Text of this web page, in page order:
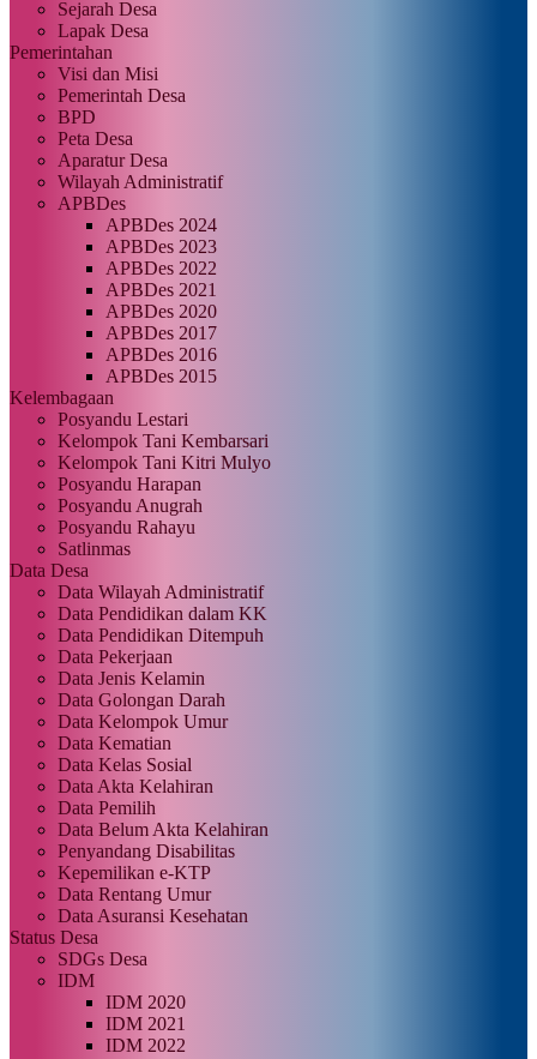
Sejarah Desa
Lapak Desa
Pemerintahan
Visi dan Misi
Pemerintah Desa
BPD
Peta Desa
Aparatur Desa
Wilayah Administratif
APBDes
APBDes 2024
APBDes 2023
APBDes 2022
APBDes 2021
APBDes 2020
APBDes 2017
APBDes 2016
APBDes 2015
Kelembagaan
Posyandu Lestari
Kelompok Tani Kembarsari
Kelompok Tani Kitri Mulyo
Posyandu Harapan
Posyandu Anugrah
Posyandu Rahayu
Satlinmas
Data Desa
Data Wilayah Administratif
Data Pendidikan dalam KK
Data Pendidikan Ditempuh
Data Pekerjaan
Data Jenis Kelamin
Data Golongan Darah
Data Kelompok Umur
Data Kematian
Data Kelas Sosial
Data Akta Kelahiran
Data Pemilih
Data Belum Akta Kelahiran
Penyandang Disabilitas
Kepemilikan e-KTP
Data Rentang Umur
Data Asuransi Kesehatan
Status Desa
SDGs Desa
IDM
IDM 2020
IDM 2021
IDM 2022